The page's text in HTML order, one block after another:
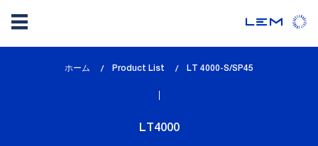
ホーム Product List
lem_current_page
LT 4000-S/SP45
LT4000